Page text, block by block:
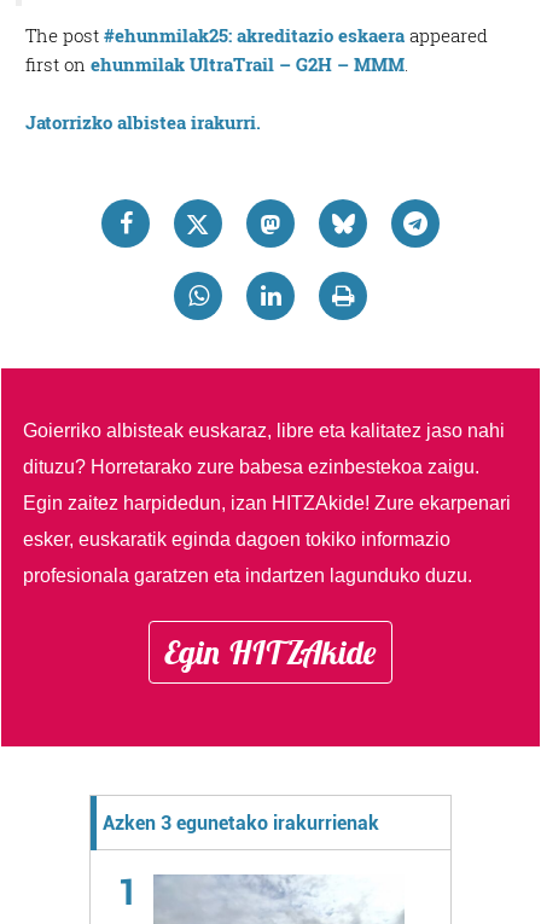
The post#ehunmilak25: akreditazio eskaera appeared
first onehunmilak UltraTrail – G2H – MMM.
Jatorrizko albistea irakurri.
Goierriko albisteak euskaraz, libre eta kalitatez jaso nahi
dituzu? Horretarako zure babesa ezinbestekoa zaigu.
Egin zaitez harpidedun, izan HITZAkide!Zure ekarpenari
esker, euskaratik eginda dagoen tokiko informazio
profesionala garatzen eta indartzen lagunduko duzu.
Egin HITZAkide
Azken 3 egunetako irakurrienak
1